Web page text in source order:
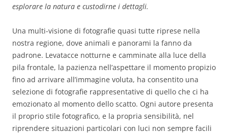
esplorare la natura e custodirne i dettagli.
Una multi-visione di fotografie quasi tutte riprese nella
nostra regione, dove animali e panorami la fanno da
padrone. Levatacce notturne e camminate alla luce della
pila frontale, la pazienza nell’aspettare il momento propizio
fino ad arrivare all’immagine voluta, ha consentito una
selezione di fotografie rappresentative di quello che ci ha
emozionato al momento dello scatto. Ogni autore presenta
il proprio stile fotografico, e la propria sensibilità, nel
riprendere situazioni particolari con luci non sempre facili